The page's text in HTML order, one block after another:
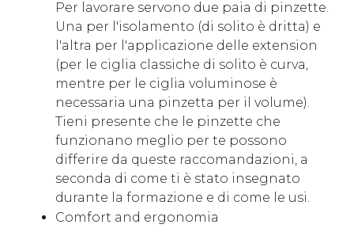
Per lavorare servono due paia di pinzette.
Una per l'isolamento (di solito è dritta) e
l'altra per l'applicazione delle extension
(per le ciglia classiche di solito è curva,
mentre per le ciglia voluminose è
necessaria una pinzetta per il volume).
Tieni presente che le pinzette che
funzionano meglio per te possono
differire da queste raccomandazioni, a
seconda di come ti è stato insegnato
durante la formazione e di come le usi.
Comfort and ergonomia